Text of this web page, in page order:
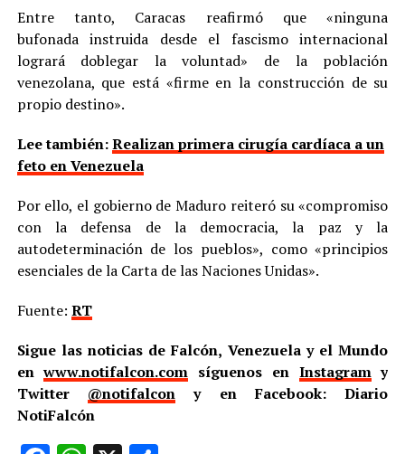
Entre tanto, Caracas reafirmó que «ninguna
bufonada instruida desde el fascismo internacional
logrará doblegar la voluntad» de la población
venezolana, que está «firme en la construcción de su
propio destino».
Lee también:Realizan primera cirugía cardíaca a un
feto en Venezuela
Por ello, el gobierno de Maduro reiteró su «compromiso
con la defensa de la democracia, la paz y la
autodeterminación de los pueblos», como «principios
esenciales de la Carta de las Naciones Unidas».
Fuente: RT
Sigue las noticias de Falcón, Venezuela y el Mundo
enwww.notifalcon.com síguenos en Instagramy
Twitter @notifalcon y en Facebook: Diario
NotiFalcón